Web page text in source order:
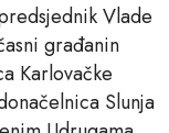
Vlade
građanin
Karlovačke
Slunja